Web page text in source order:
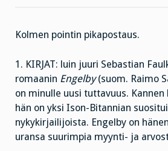
Kolmen pointin pikapostaus.
1. KIRJAT: luin juuri Sebastian
romaanin Engelby(suom. Raimo
on minulle uusi tuttavuus.
hän on yksi Ison-Bitannian
nykykirjailijoista. Engelby on
uransa suurimpia myynti- ja